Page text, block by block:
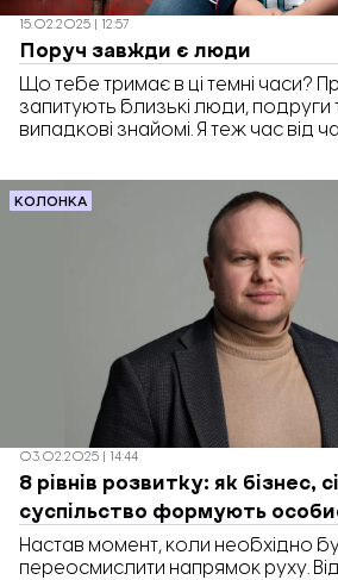
15.02.2025 | 12:57
Поруч завжди є люди
Що тебе тримає в ці темні часи?
запитують близькі люди, подруги
випадкові знайомі. Я теж час від
непереможна впевненість у
є люди. Лиш потрібно вміти їх
потрібно, попросити в них про
КОЛОНКА
03.02.2025 | 14:44
8 рівнів розвитку: як бізнес,
суспільство формують
Настав момент, коли необхідно
переосмислити напрямок руху.